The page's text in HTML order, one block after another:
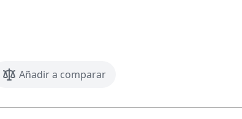
Añadir a comparar